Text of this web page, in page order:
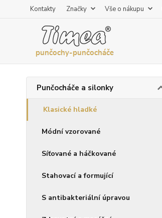
Kontakty Značky Vše o nákupu
Punčocháče a silonky
Klasické hladké
Módní vzorované
Síťované a háčkované
Stahovací a formující
S antibakteriální úpravou